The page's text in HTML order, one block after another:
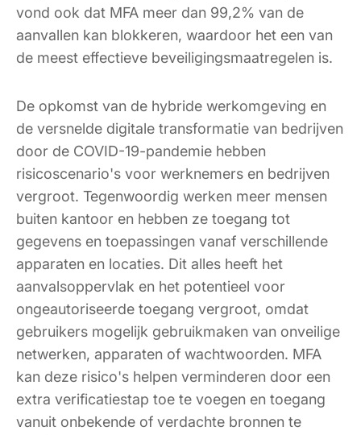
vond ook dat MFA meer dan 99,2% van de
aanvallen kan blokkeren, waardoor het een van
de meest effectieve beveiligingsmaatregelen is.
De opkomst van de hybride werkomgeving en
de versnelde digitale transformatie van bedrijven
door de COVID-19-pandemie hebben
risicoscenario's voor werknemers en bedrijven
vergroot. Tegenwoordig werken meer mensen
buiten kantoor en hebben ze toegang tot
gegevens en toepassingen vanaf verschillende
apparaten en locaties. Dit alles heeft het
aanvalsoppervlak en het potentieel voor
ongeautoriseerde toegang vergroot, omdat
gebruikers mogelijk gebruikmaken van onveilige
netwerken, apparaten of wachtwoorden. MFA
kan deze risico's helpen verminderen door een
extra verificatiestap toe te voegen en toegang
vanuit onbekende of verdachte bronnen te